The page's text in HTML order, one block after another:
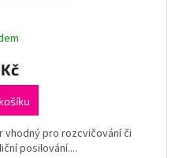
vhodný pro rozcvičování či
posilování....